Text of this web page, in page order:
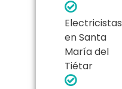
Electricistas
en Santa
María del
Tiétar